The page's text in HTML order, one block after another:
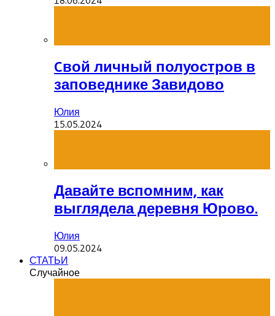
Cвой личный полуостров в
заповеднике Завидово
Юлия
15.05.2024
Давайте вспомним, как
выглядела деревня Юрово.
Юлия
09.05.2024
СТАТЬИ
Случайное